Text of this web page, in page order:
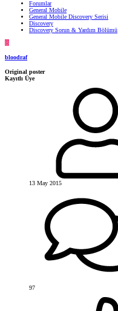
Forumlar
General Mobile
General Mobile Discovery Serisi
Discovery
Discovery Sorun & Yardım Bölümü
B
bloodraf
Original poster
Kayıtlı Üye
13 May 2015
97